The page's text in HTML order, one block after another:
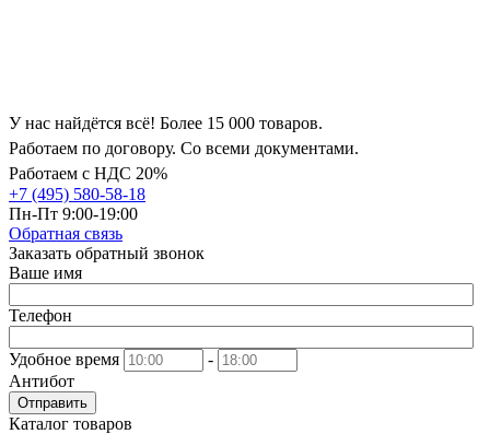
У нас найдётся всё! Более 15 000 товаров.
Работаем по договору. Со всеми документами.
Работаем с НДС 20%
+7 (495) 580-58-18
Пн-Пт 9:00-19:00
Обратная связь
Заказать обратный звонок
Ваше имя
Телефон
Удобное время
-
Антибот
Отправить
Каталог товаров